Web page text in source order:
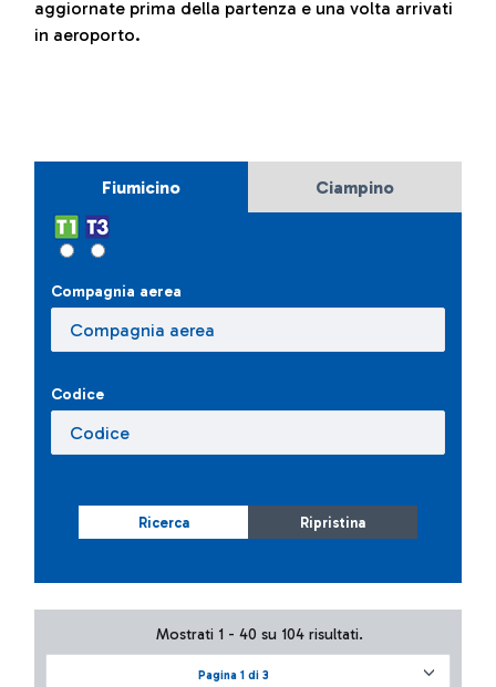
aggiornate prima della partenza e una volta arrivati
in aeroporto.
Fiumicino Ciampino
Compagnia aerea
Codice
Ricerca Ripristina
Pagina 1 di 3
Mostrati 1 - 40 su 104 risultati.